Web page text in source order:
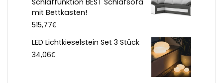
Schlaffunktion BEST Schlafsofa
mit Bettkasten!
515,77€
LED Lichtkieselstein Set 3 Stück
34,06€